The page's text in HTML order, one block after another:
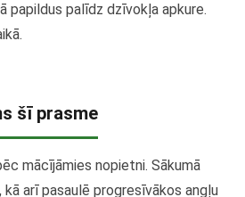
papildus palīdz dzīvokļa apkure.
šī prasme
mācījāmies nopietni. Sākumā
arī pasaulē progresīvākos angļu